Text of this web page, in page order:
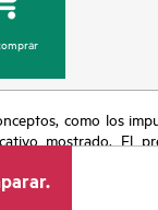
como los
mostrado. El
anuncios.